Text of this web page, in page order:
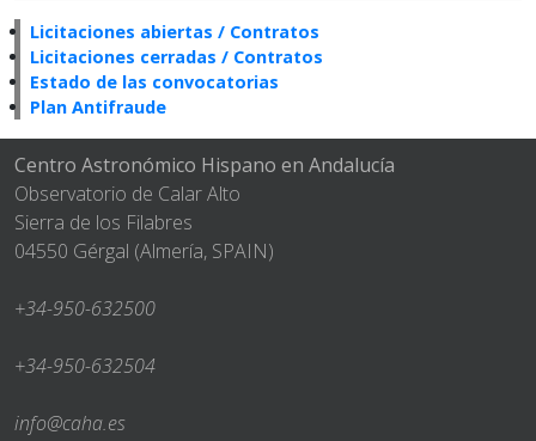
Licitaciones abiertas / Contratos
Licitaciones cerradas / Contratos
Estado de las convocatorias
Plan Antifraude
Centro Astronómico Hispano en Andalucía
Observatorio de Calar Alto
Sierra de los Filabres
04550 Gérgal (Almería, SPAIN)
+34-950-632500
+34-950-632504
info@caha.es